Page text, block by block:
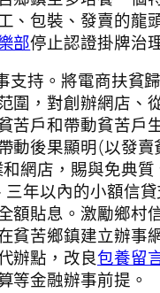
、包裝、發賣的龍
部停止認證掛牌治
支持。將電商扶貧
圍，對創辦網店、
苦戶和帶動貧苦戶
動後果顯明(以發賣
網店，賜與免典質
三年以內的小額信
額貼息。激勵鄉村
貧苦鄉鎮建立辦事
辦點，改良包養留
等金融辦事前提。